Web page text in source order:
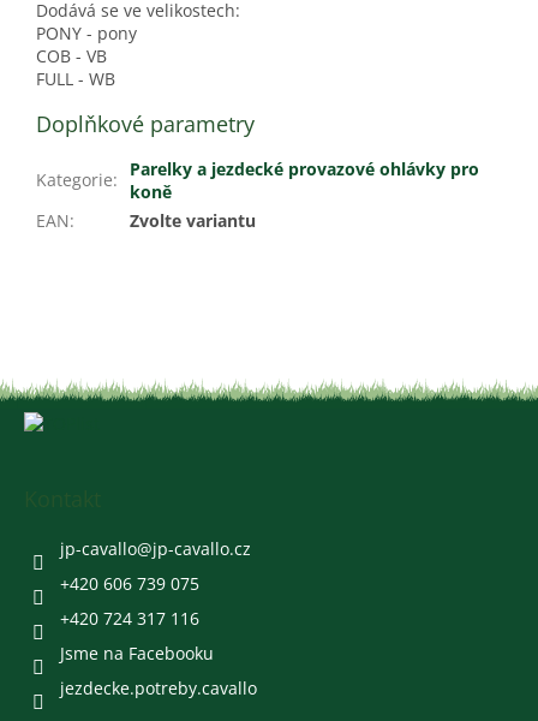
Dodává se ve velikostech:
PONY - pony
COB - VB
FULL - WB
Doplňkové parametry
Kategorie:
Parelky a jezdecké provazové ohlávky pro
koně
EAN: Zvolte variantu
jp-cavallo@jp-cavallo.cz
+420 606 739 075
+420 724 317 116
Jsme na Facebooku
jezdecke.potreby.cavallo